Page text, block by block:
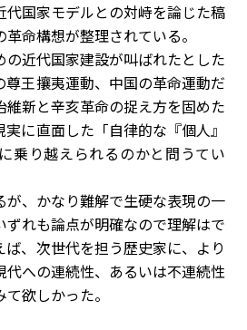
国家モデルとの対峙を論じた稿
命構想が整理されている。
近代国家建設が叫ばれたとした
尊王攘夷運動、中国の革命運動だ
維新と辛亥革命の捉え方を固めた
に直面した「自律的な『個人』
乗り越えられるのかと問うてい
、かなり難解で生硬な表現の一
れも論点が明確なので理解はで
ば、次世代を担う歴史家に、より
代への連続性、あるいは不連続性
欲しかった。